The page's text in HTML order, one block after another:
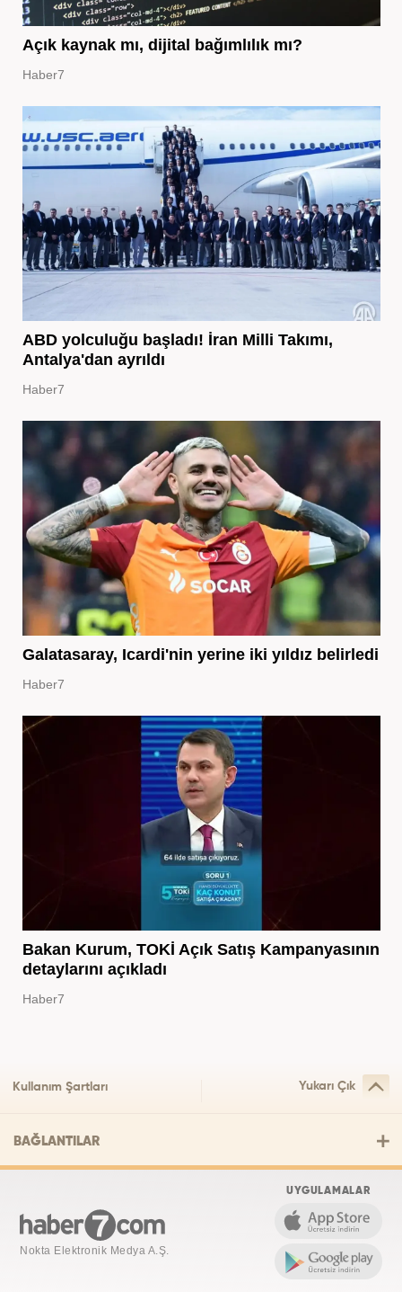
Açık kaynak mı, dijital bağımlılık mı?
Haber7
ABD yolculuğu başladı! İran Milli Takımı,
Antalya'dan ayrıldı
Haber7
Galatasaray, Icardi'nin yerine iki yıldız belirledi
Haber7
Bakan Kurum, TOKİ Açık Satış Kampanyasının
detaylarını açıkladı
Haber7
Kullanım Şartları Yukarı Çık
BAĞLANTILAR
Nokta Elektronik Medya A.Ş.
UYGULAMALAR